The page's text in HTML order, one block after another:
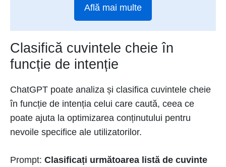
Află mai multe
Clasifică cuvintele cheie în
funcție de intenție
ChatGPT poate analiza și clasifica cuvintele cheie
în funcție de intenția celui care caută, ceea ce
poate ajuta la optimizarea conținutului pentru
nevoile specifice ale utilizatorilor.
Prompt: Clasificați următoarea listă de cuvinte